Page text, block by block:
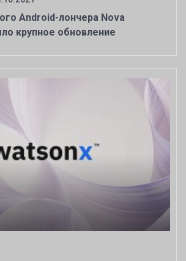
Android-лончера Nova
крупное обновление